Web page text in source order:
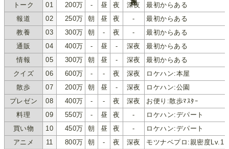
トーク 01 200万 - 昼 夜 深夜
最初からある
報道
02 250万 朝 昼 夜 -
最初からある
教養
03 300万 朝 - 夜 -
最初からある
通販
04 400万 - 昼 - 深夜
最初からある
情報
05 300万 朝 昼 - 深夜
最初からある
クイズ
06 600万 - - 夜 深夜
ロケハン:本屋
散歩
07 200万 朝 昼 - 深夜
ロケハン:公園
プレゼン
08 400万 - - 夜 深夜
お便り:散歩ﾏｽﾀｰ
料理
09 550万 - 昼 夜 -
ロケハン:デパート
買い物
10 450万 朝 昼 夜 -
ロケハン:デパート
アニメ
11 800万 朝 - 夜 深夜
モツナベプロ:親密度Lv.1